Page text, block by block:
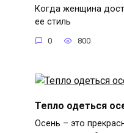
Когда женщина
ее стиль
0 800
Тепло одеться
Осень – это